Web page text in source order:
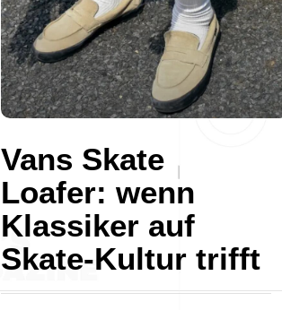
Vans Skate
Loafer: wenn
Klassiker auf
Skate-Kultur trifft